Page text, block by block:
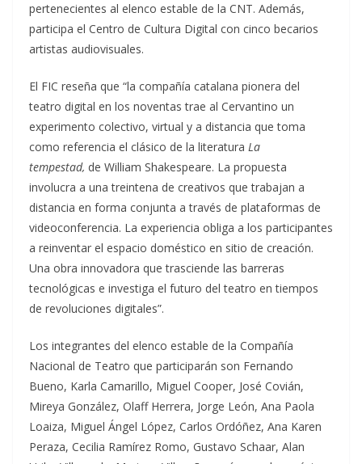
pertenecientes al elenco estable de la CNT. Además,
participa el Centro de Cultura Digital con cinco becarios
artistas audiovisuales.
El FIC reseña que “la compañía catalana pionera del
teatro digital en los noventas trae al Cervantino un
experimento colectivo, virtual y a distancia que toma
como referencia el clásico de la literatura La
tempestad, de William Shakespeare. La propuesta
involucra a una treintena de creativos que trabajan a
distancia en forma conjunta a través de plataformas de
videoconferencia. La experiencia obliga a los participantes
a reinventar el espacio doméstico en sitio de creación.
Una obra innovadora que trasciende las barreras
tecnológicas e investiga el futuro del teatro en tiempos
de revoluciones digitales”.
Los integrantes del elenco estable de la Compañía
Nacional de Teatro que participarán son Fernando
Bueno, Karla Camarillo, Miguel Cooper, José Covián,
Mireya González, Olaff Herrera, Jorge León, Ana Paola
Loaiza, Miguel Ángel López, Carlos Ordóñez, Ana Karen
Peraza, Cecilia Ramírez Romo, Gustavo Schaar, Alan